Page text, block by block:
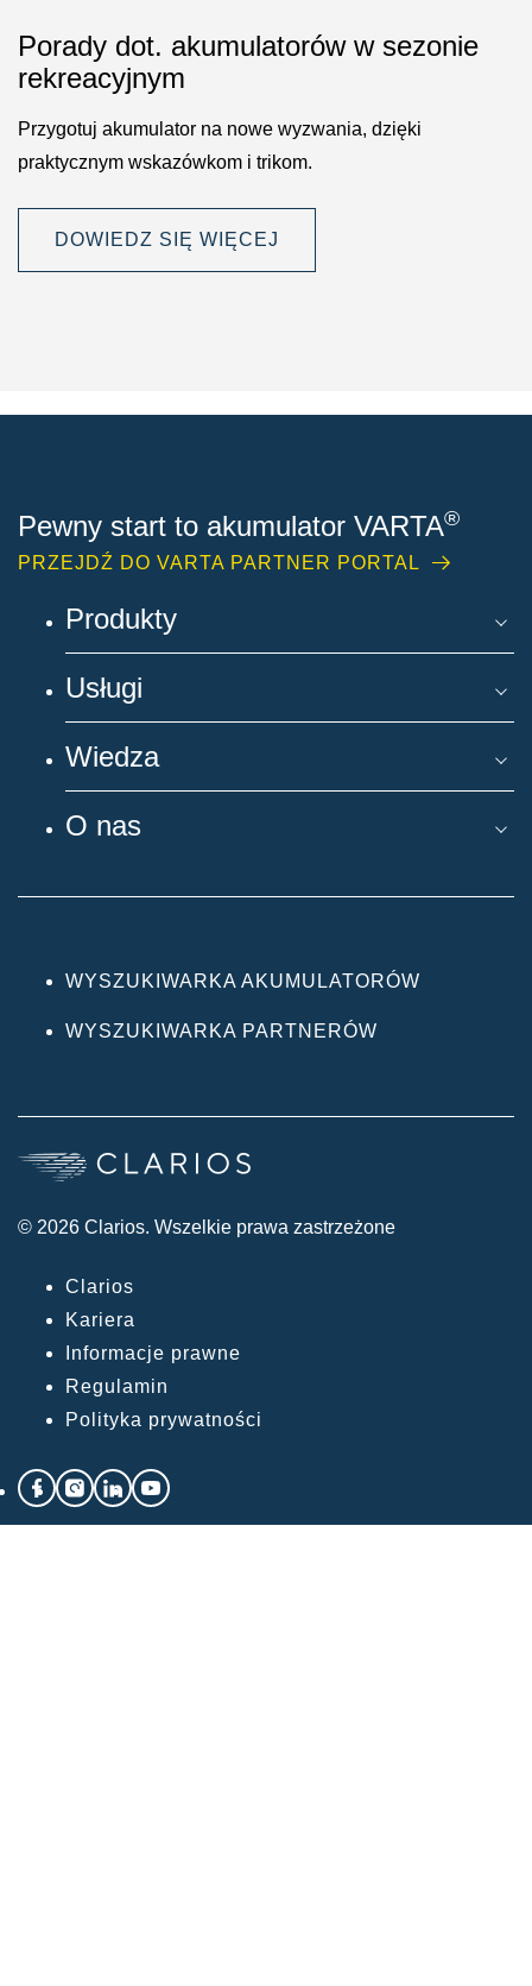
Porady dot. akumulatorów w sezonie
rekreacyjnym
Przygotuj akumulator na nowe wyzwania, dzięki
praktycznym wskazówkom i trikom.
DOWIEDZ SIĘ WIĘCEJ
Pewny start to akumulator VARTA®
PRZEJDŹ DO VARTA PARTNER PORTAL
Produkty
Usługi
Wiedza
O nas
WYSZUKIWARKA AKUMULATORÓW
WYSZUKIWARKA PARTNERÓW
© 2026 Clarios. Wszelkie prawa zastrzeżone
Clarios
Kariera
Informacje prawne
Regulamin
Polityka prywatności